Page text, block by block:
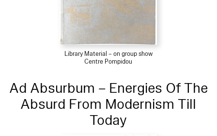
Library Material – on group show
Centre Pompidou
Ad Absurbum – Energies Of The
Absurd From Modernism Till
Today